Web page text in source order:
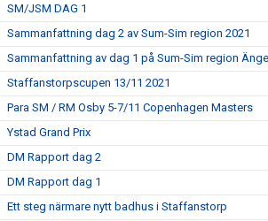
SM/JSM DAG 1
Sammanfattning dag 2 av Sum-Sim region 2021
Sammanfattning av dag 1 på Sum-Sim region
Staffanstorpscupen 13/11 2021
Para SM / RM Osby 5-7/11 Copenhagen Masters
Ystad Grand Prix
DM Rapport dag 2
DM Rapport dag 1
Ett steg närmare nytt badhus i Staffanstorp